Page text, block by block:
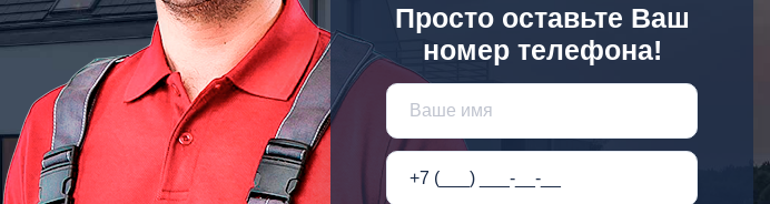
Просто оставьте Ваш
номер телефона!